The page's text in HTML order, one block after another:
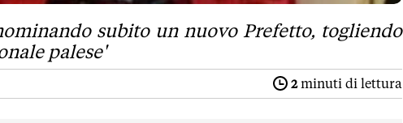
subito un nuovo Prefetto, togliendo
palese'
2minuti di lettura